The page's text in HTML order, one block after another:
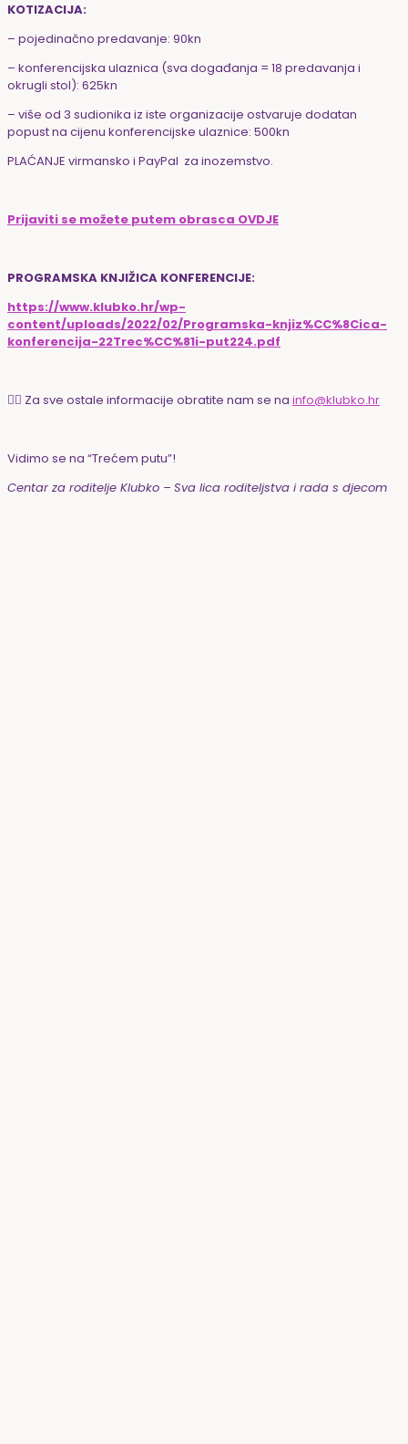
KOTIZACIJA:
– pojedinačno predavanje: 90kn
– konferencijska ulaznica (sva događanja = 18 predavanja i
okrugli stol): 625kn
– više od 3 sudionika iz iste organizacije ostvaruje dodatan
popust na cijenu konferencijske ulaznice: 500kn
PLAĆANJE virmansko i PayPal za inozemstvo.
Prijaviti se možete putem obrasca OVDJE
PROGRAMSKA KNJIŽICA KONFERENCIJE:
https://www.klubko.hr/wp-
content/uploads/2022/02/Programska-knjiz%CC%8Cica-
konferencija-22Trec%CC%81i-put224.pdf
👉🏻 Za sve ostale informacije obratite nam se na info@klubko.hr
Vidimo se na “Trećem putu”!
Centar za roditelje Klubko – Sva lica roditeljstva i rada s djecom